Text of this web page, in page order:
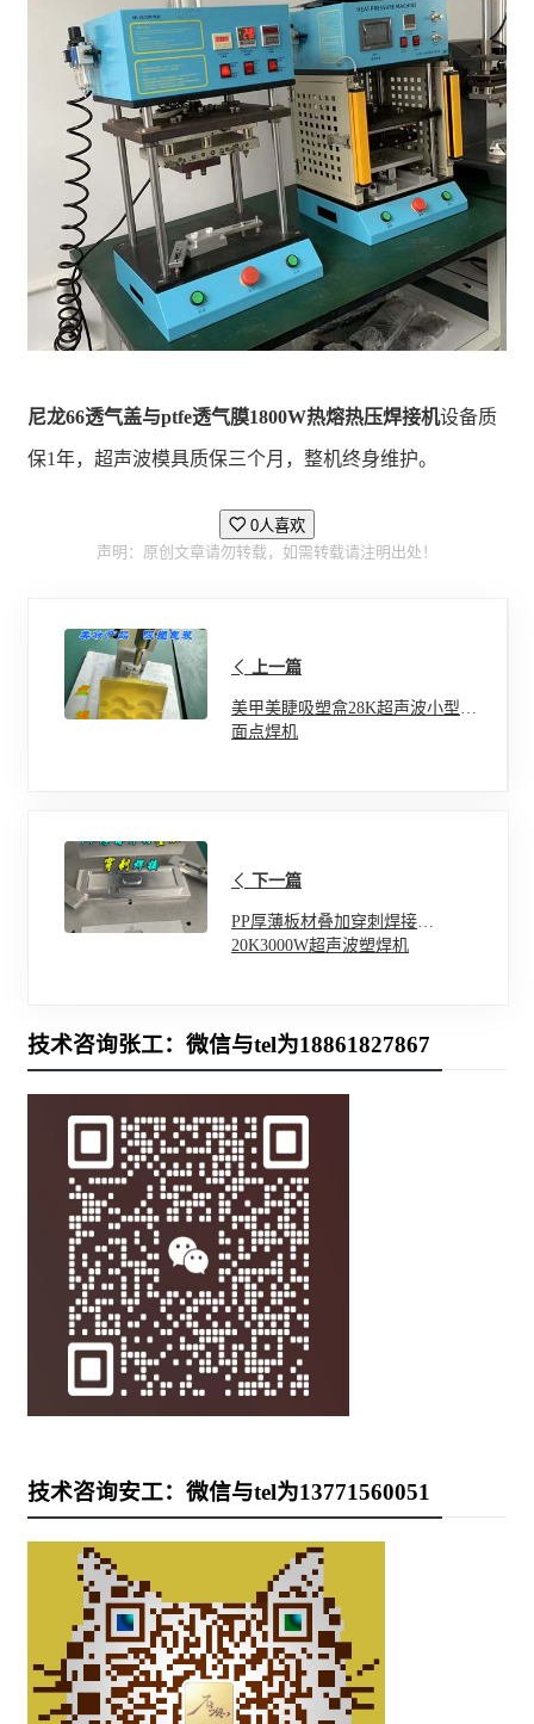
尼龙66透气盖与ptfe透气膜1800W热熔热压焊接机设备质
保1年，超声波模具质保三个月，整机终身维护。
0人喜欢
声明：原创文章请勿转载，如需转载请注明出处！
上一篇
美甲美睫吸塑盒28K超声波小型桌
面点焊机
下一篇
PP厚薄板材叠加穿刺焊接
20K3000W超声波塑焊机
技术咨询张工：微信与tel为18861827867
技术咨询安工：微信与tel为13771560051